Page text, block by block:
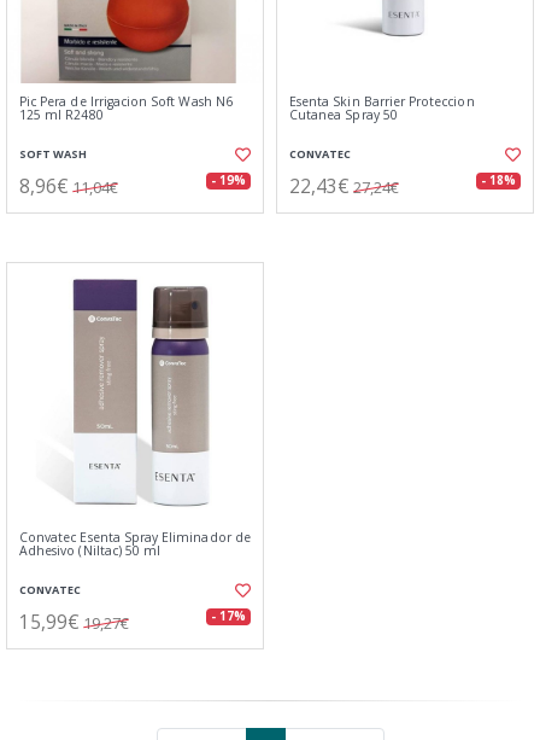
Pic Pera de Irrigacion Soft Wash N6
125 ml R2480
SOFT WASH
8,96€ 11,04€ - 19%
Esenta Skin Barrier Proteccion
Cutanea Spray 50
CONVATEC
22,43€ 27,24€ - 18%
Convatec Esenta Spray Eliminador de
Adhesivo (Niltac) 50 ml
CONVATEC
15,99€ 19,27€ - 17%